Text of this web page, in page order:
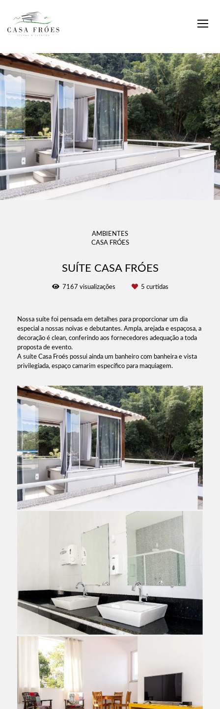
AMBIENTES
CASA FRÓES
SUÍTE CASA FRÓES
7167 visualizações 5 curtidas
Nossa suíte foi pensada em detalhes para proporcionar um dia
especial a nossas noivas e debutantes. Ampla, arejada e espaçosa, a
decoração é clean, conferindo aos fornecedores adequação a toda
proposta de evento.
A suíte Casa Froés possui ainda um banheiro com banheira e vista
privilegiada, espaço camarim específico para maquiagem.